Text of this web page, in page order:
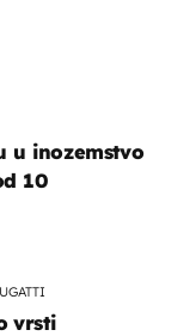
u inozemstvo
10
vrsti